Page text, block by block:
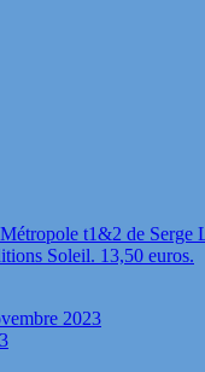
t1&2 de
Soleil. 13,50 euros.
2023